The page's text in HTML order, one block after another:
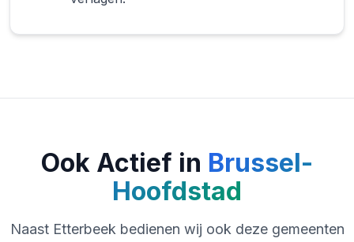
Ook Actief in Brussel-
Hoofdstad
Naast Etterbeek bedienen wij ook deze gemeenten